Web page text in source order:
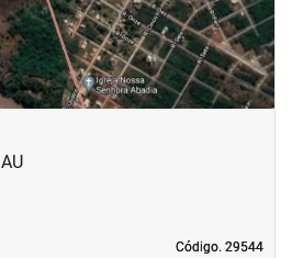
Código. 29544
Código. 29544